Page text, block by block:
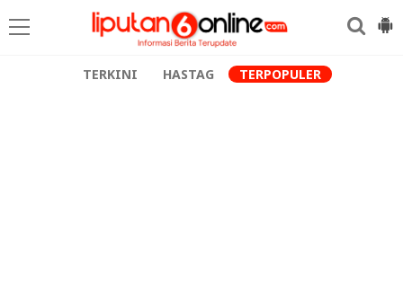
TERKINI HASTAG TERPOPULER